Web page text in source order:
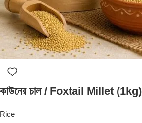
কাউনের চাল / Foxtail Millet (1kg)
Rice